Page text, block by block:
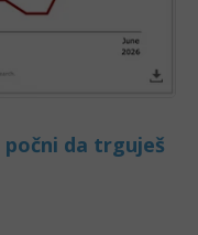
počni da trguješ